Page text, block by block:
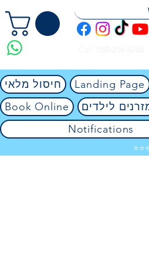
Landing Page
חיסול מלאי
לילדים
Book Online
Notifications